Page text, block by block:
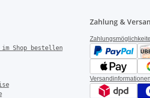
Shop bestellen
Zahlung &
Versandinformationen